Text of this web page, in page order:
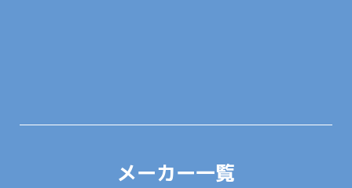
メーカー一覧